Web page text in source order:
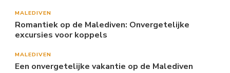
MALEDIVEN
Romantiek op de Malediven: Onvergetelijke
excursies voor koppels
MALEDIVEN
Een onvergetelijke vakantie op de Malediven